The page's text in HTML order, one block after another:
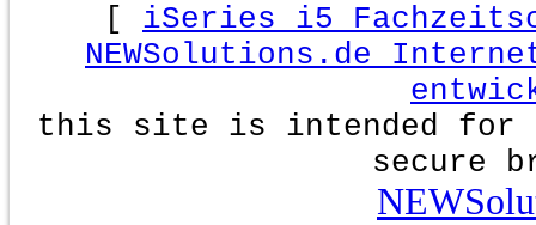
[ iSeries i5
NEWSolutions.de
this site is intended for
secure